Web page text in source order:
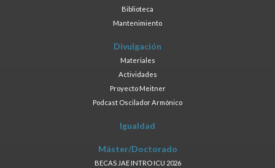
Biblioteca
Mantenimiento
Divulgación
Materiales
Actividades
Proyecto Meitner
Podcast Oscilador Armónico
Igualdad
Máster/Doctorado
BECAS JAE INTRO ICU 2026